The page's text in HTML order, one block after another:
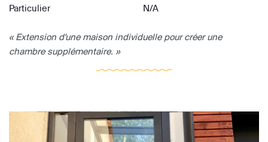
Particulier N/A
« Extension d'une maison individuelle pour créer une
chambre supplémentaire. »